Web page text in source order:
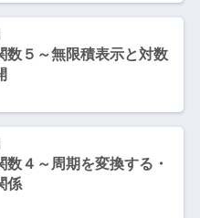
数５～無限積表示と対数
数４～周期を変換する・
係